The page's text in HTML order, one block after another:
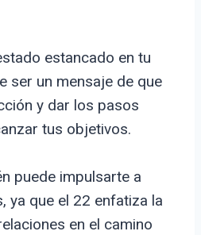
estancado en tu
ser un mensaje de que
y dar los pasos
tus objetivos.
puede impulsarte a
ya que el 22 enfatiza la
en el camino